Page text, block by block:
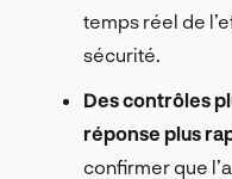
temps réel de
sécurité.
Des contrôles
réponse plus
confirmer que